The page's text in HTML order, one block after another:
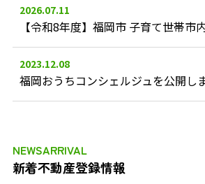
2026.07.11
2023.12.08
福岡おうちコンシェルジュを公開し
NEWSARRIVAL
新着不動産登録情報